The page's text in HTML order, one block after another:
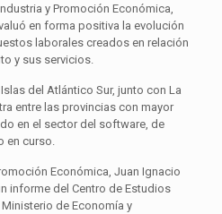
y Promoción Económica,
en forma positiva la evolución
laborales creados en relación
y sus servicios.
del Atlántico Sur, junto con La
entre las provincias con mayor
en el sector del software, de
en curso.
Económica, Juan Ignacio
informe del Centro de Estudios
de Economía y